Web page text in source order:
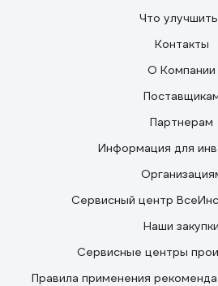
Что
Контакты
О Компании
Партнерам
Информация для
Сервисный центр
Наши закупки
Сервисные центры
Правила применения